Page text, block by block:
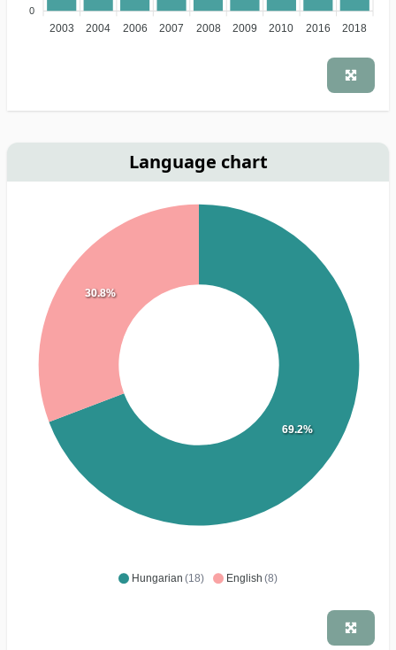
0
2003 2004 2006 2007 2008 2009 2010 2016 2018
Language chart
Hungarian (18) English (8)
69.2%
30.8%